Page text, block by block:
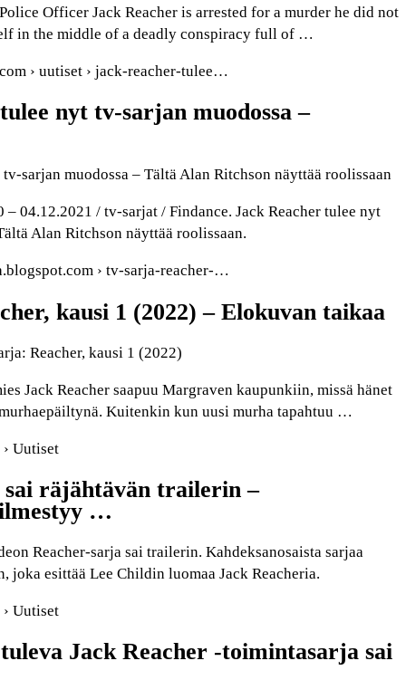
Officer Jack Reacher is arrested for a murder he did not
in the middle of a deadly conspiracy full of …
› uutiset › jack-reacher-tulee…
nyt tv-sarjan muodossa –
sarjan muodossa – Tältä Alan Ritchson näyttää roolissaan
– 04.12.2021 / tv-sarjat / Findance. Jack Reacher tulee nyt
Alan Ritchson näyttää roolissaan.
› tv-sarja-reacher-…
kausi 1 (2022) – Elokuvan taikaa
Reacher, kausi 1 (2022)
Jack Reacher saapuu Margraven kaupunkiin, missä hänet
Kuitenkin kun uusi murha tapahtuu …
Uutiset
sai räjähtävän trailerin –
…
Reacher-sarja sai trailerin. Kahdeksanosaista sarjaa
joka esittää Lee Childin luomaa Jack Reacheria.
Uutiset
Jack Reacher -toimintasarja sai